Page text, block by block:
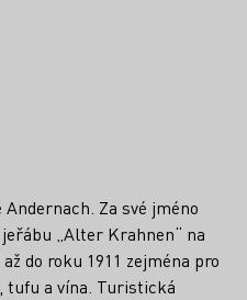
Za své jméno
„Alter Krahnen“ na
do roku 1911 zejména pro
tufu a vína. Turistická